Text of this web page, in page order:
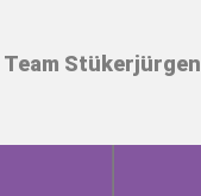
Team Stükerjürgen